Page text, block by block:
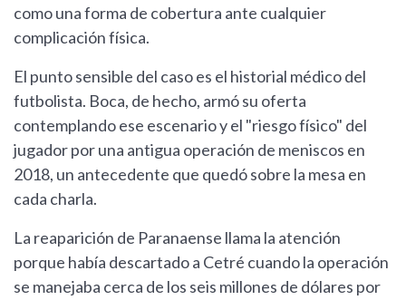
como una forma de cobertura ante cualquier
complicación física.
El punto sensible del caso es el historial médico del
futbolista. Boca, de hecho, armó su oferta
contemplando ese escenario y el "riesgo físico" del
jugador por una antigua operación de meniscos en
2018, un antecedente que quedó sobre la mesa en
cada charla.
La reaparición de Paranaense llama la atención
porque había descartado a Cetré cuando la operación
se manejaba cerca de los seis millones de dólares por